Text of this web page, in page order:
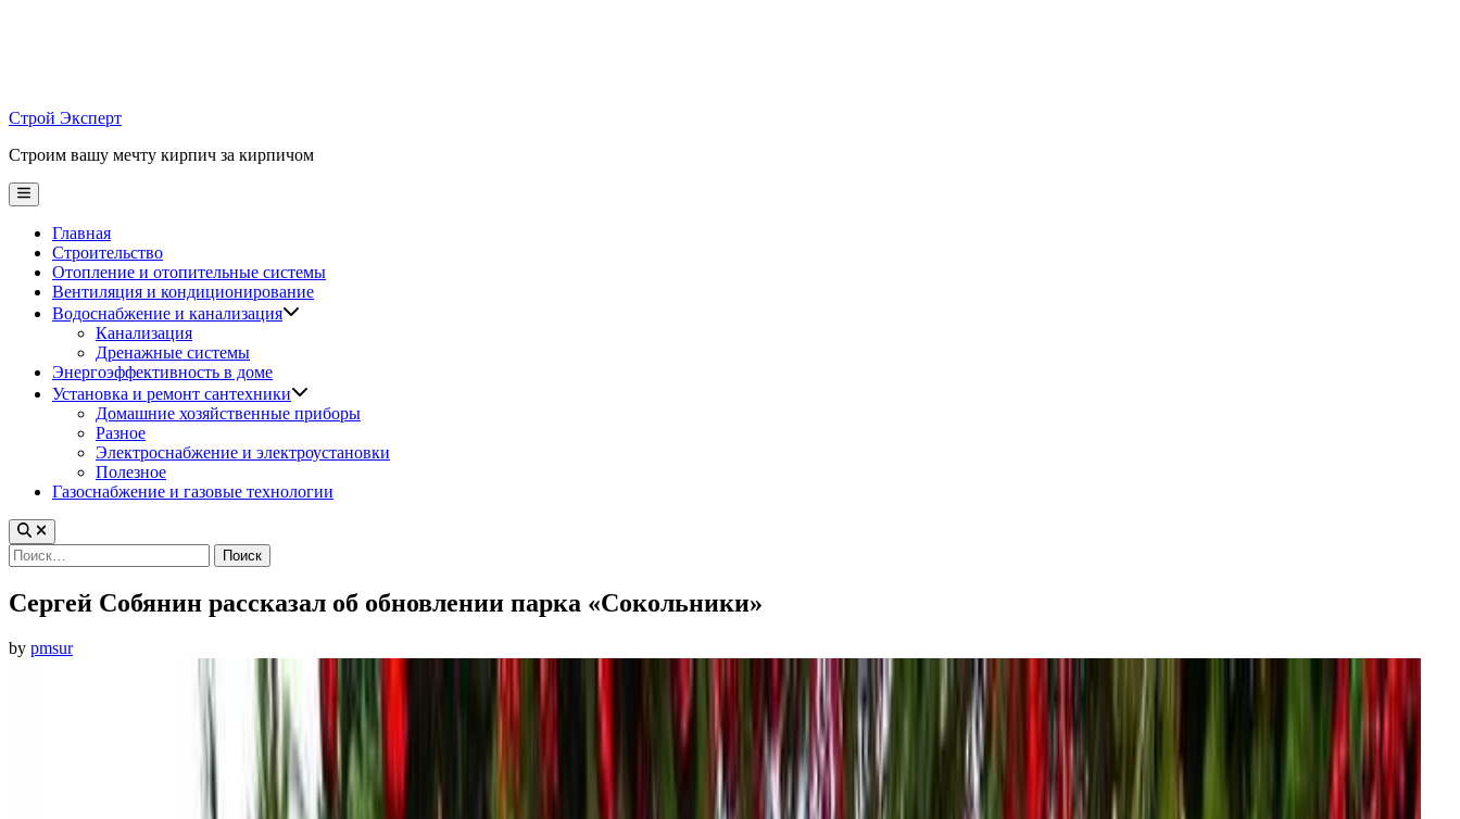
Строй Эксперт
Строим вашу мечту кирпич за кирпичом
Main
Menu
Главная
Строительство
Отопление и отопительные системы
Вентиляция и кондиционирование
Водоснабжение и канализация
Канализация
Дренажные системы
Энергоэффективность в доме
Установка и ремонт сантехники
Домашние хозяйственные приборы
Разное
Электроснабжение и электроустановки
Полезное
Газоснабжение и газовые технологии
Найти:
Сергей Собянин рассказал об обновлении парка «Сокольники»
by pmsur